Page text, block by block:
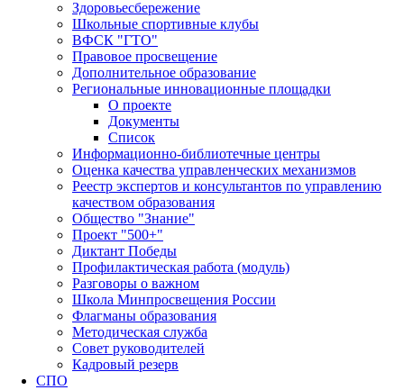
Здоровьесбережение
Школьные спортивные клубы
ВФСК "ГТО"
Правовое просвещение
Дополнительное образование
Региональные инновационные площадки
О проекте
Документы
Список
Информационно-библиотечные центры
Оценка качества управленческих механизмов
Реестр экспертов и консультантов по управлению
качеством образования
Общество "Знание"
Проект "500+"
Диктант Победы
Профилактическая работа (модуль)
Разговоры о важном
Школа Минпросвещения России
Флагманы образования
Методическая служба
Совет руководителей
Кадровый резерв
СПО